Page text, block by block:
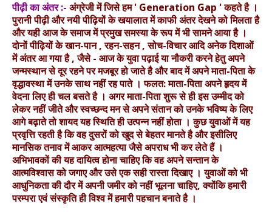
पीढ़ी का अंतर :- अंग्रेजी में जिसे हम ' Generation Gap ' कहते है ।
पुरानी पीढ़ी और नयी पीढ़ियों के खयालात में काफी अंतर देखने को मिलता है
और यही आज के समाज में प्रमुख समस्या के रूप में भी सामने आया है ।
दोनों पीढ़ियों के खान-पान , रहन-सहन , सोच-विचार आदि अनेक दिशाओं
में अंतर आ गया है , जैसे - आज के युवा पढ़ाई या नौकरी करने हेतु अपने
जन्मस्थान से दूर रहने पर मजबूर हो जाते है और बाद में अपने माता-पिता के
वृद्धावस्था में उनके साथ नहीं रह पाते । फलत: माता-पिता अपने हृदय में
वेदना लिए ही चल बसते है । अगर माता-पिता शुरू से ही इस उम्मीद को
लेकर नहीं जीते और स्वच्छन्द मन से अपने संतान को उनके भविष्य के लिए
आगे बढ़ाते तो शायद यह स्थिति ही उत्पन्न नहीं होता । कुछ युवाओं में यह
प्रवृत्ति रहती है कि वह दुसरों को खुद से बेहतर मानते है और इसीलिए
मानसिक तनाव में आकर आत्महत्या जैसे अपराध भी कर लेते हैं ।
अभिभावकों की यह दायित्व होना चाहिए कि वह अपने सन्तान के
आत्मविश्वास को जगाए और उसे एक सही रास्ता दिखाए । युवाओं को भी
आधुनिकता की दौर में अपनी जमीर को नहीं भूलना चाहिए, क्योंकि हमारी
परम्परा एवं संस्कृति ही विश्व में हमारी पहचान बनाते है ।